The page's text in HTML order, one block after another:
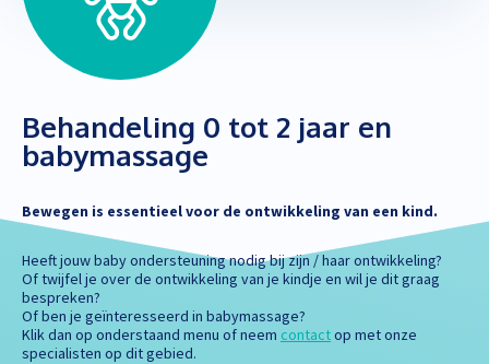
Behandeling 0 tot 2 jaar en
babymassage
Bewegen is essentieel voor de ontwikkeling van een kind.
Heeft jouw baby ondersteuning nodig bij zijn / haar ontwikkeling?
Of twijfel je over de ontwikkeling van je kindje en wil je dit graag
bespreken?
Of ben je geïnteresseerd in babymassage?
Klik dan op onderstaand menu of neem contactop met onze
specialisten op dit gebied.